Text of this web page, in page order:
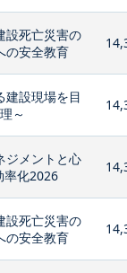
設死亡災害の
の安全教育
建設現場を目
～
ジメントと心
率化2026
設死亡災害の
の安全教育